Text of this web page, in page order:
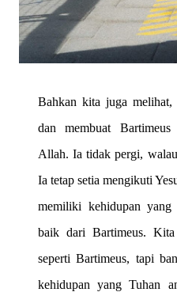
Bahkan kita juga melihat,
dan membuat
Allah. Ia tidak pergi,
Ia tetap setia mengikuti
memiliki kehidupan
baik dari Bartimeus.
seperti Bartimeus, tapi
kehidupan yang Tuhan